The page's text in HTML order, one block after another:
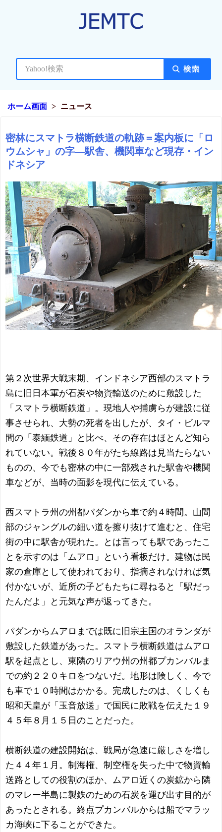
ホーム画面 ニュース
密林にスマトラ横断鉄道の軌跡＝案内板に「ロ
ウムシャ」の字―駅舎、機関車など現存・イン
ドネシア
第２次世界大戦末期、インドネシア西部のスマトラ
島に旧日本軍が石炭や物資輸送のために敷設した
「スマトラ横断鉄道」。現地人や捕虜らが建設に従
事させられ、大勢の死者を出したが、タイ・ビルマ
間の「泰緬鉄道」と比べ、その存在はほとんど知ら
れていない。戦後８０年がたち線路は見当たらない
ものの、今でも密林の中に一部残された駅舎や機関
車などが、当時の面影を現代に伝えている。
西スマトラ州の州都パダンから車で約４時間。山間
部のジャングルの細い道を擦り抜けて進むと、住宅
街の中に駅舎が現れた。とは言っても駅であったこ
とを示すのは「ムアロ」という看板だけ。建物は民
家の倉庫として使われており、指摘されなければ気
付かないが、近所の子どもたちに尋ねると「駅だっ
たんだよ」と元気な声が返ってきた。
パダンからムアロまでは既に旧宗主国のオランダが
敷設した鉄道があった。スマトラ横断鉄道はムアロ
駅を起点とし、東隣のリアウ州の州都プカンバルま
での約２２０キロをつないだ。地形は険しく、今で
も車で１０時間はかかる。完成したのは、くしくも
昭和天皇が「玉音放送」で国民に敗戦を伝えた１９
４５年８月１５日のことだった。
横断鉄道の建設開始は、戦局が急速に厳しさを増し
た４４年１月。制海権、制空権を失った中で物資輸
送路としての役割のほか、ムアロ近くの炭鉱から隣
のマレー半島に製鉄のための石炭を運び出す目的が
あったとされる。終点プカンバルからは船でマラッ
カ海峡に下ることができた。